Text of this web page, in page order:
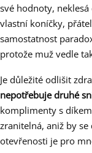
své hodnoty,
vlastní koníčky,
samostatnost
protože muž vedle
Je důležité odlišit
nepotřebuje druhé
komplimenty s
zranitelná, aniž by
otevřenosti je pro